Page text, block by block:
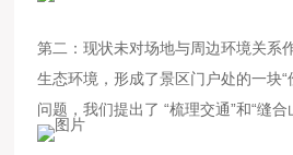
第二：现状未对场地与周边环境关系
生态环境，形成了景区门户处的一块
问题，我们提出了 “梳理交通”和“缝合